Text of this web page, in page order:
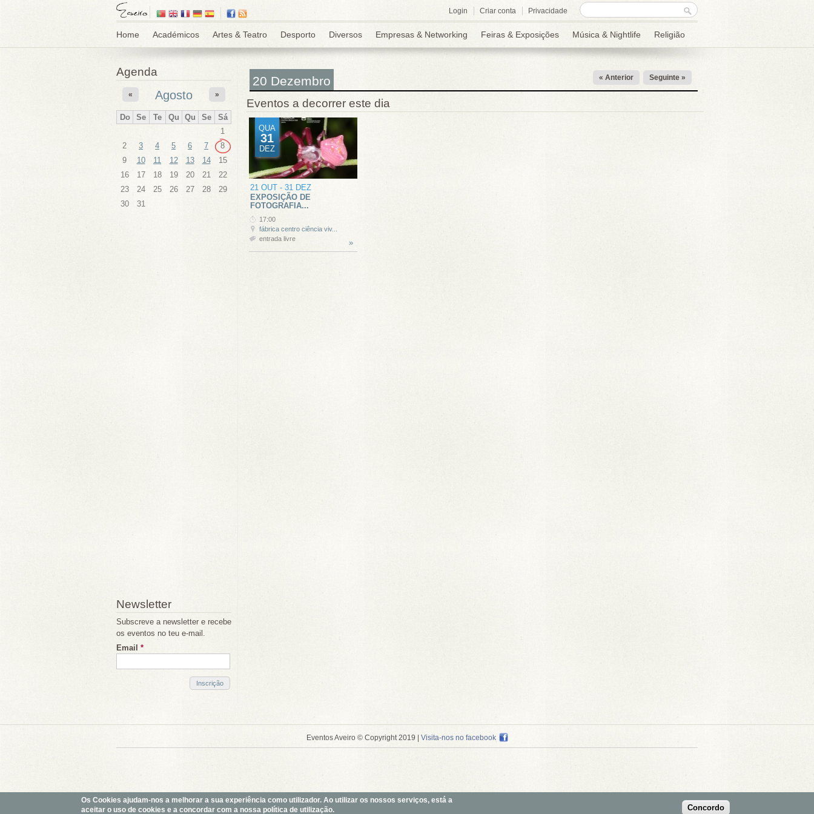
Formulário de
procura
Procurar
Login Criar conta Privacidade
Home Académicos Artes & Teatro Desporto Diversos Empresas & Networking Feiras & Exposições Música & Nightlife Religião
Agenda
Agosto
« »
Do Se Te Qu Qu Se
Sá
1
2
3 4 5 6 7
8
9
10 11 12 13 14
15
16
17 18 19 20 21
22
23
24 25 26 27 28
29
30
31
Newsletter
Subscreve a newsletter e recebe
os eventos no teu e-mail.
Email *
20 Dezembro « Anterior Seguinte »
Eventos a decorrer este dia
QUA
31
DEZ
21 OUT - 31 DEZ
EXPOSIÇÃO DE
FOTOGRAFIA...
»
17:00
fábrica centro ciência viv...
entrada livre
Eventos Aveiro © Copyright 2019 | Visita-nos no facebook
Os Cookies ajudam-nos a melhorar a sua experiência como utilizador. Ao utilizar os nossos serviços, está a
aceitar o uso de cookies e a concordar com a nossa política de utilização.
Concordo